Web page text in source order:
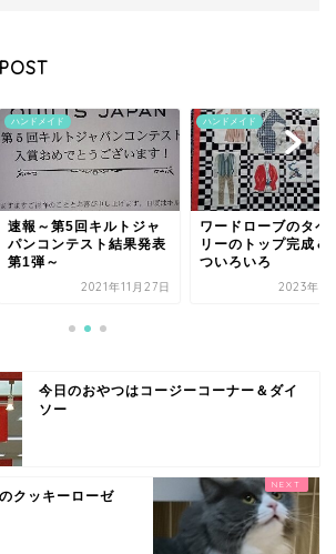
ハンドメイド
速報～第5回キルトジャ
パンコンテスト結果発表
第1弾～
2021年11月27日
ハンドメイド
ワードローブのタペ
リーのトップ完成＆
ついろいろ
2023年7
今日のおやつはコージーコーナー＆ダイ
ソー
クッキーローゼ